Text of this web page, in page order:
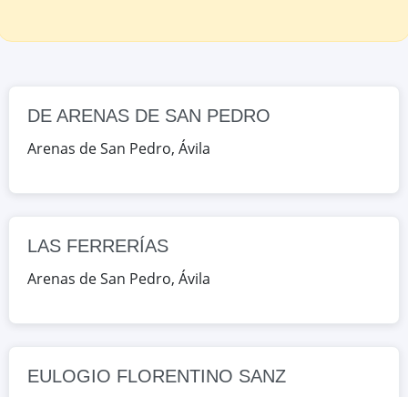
Pedro, Ávila, España
EULOGIO FLORENTINO SANZ
AVDA. DE EMILIO ROMERO, 22,
ALONSO DE MADRIGAL
C/ JUAN GRANDE, 1, Ávila, Ávila,
DE ARENAS DE SAN PEDRO
Arenas de San Pedro, Ávila
LAS FERRERÍAS
Arenas de San Pedro, Ávila
EULOGIO FLORENTINO SANZ